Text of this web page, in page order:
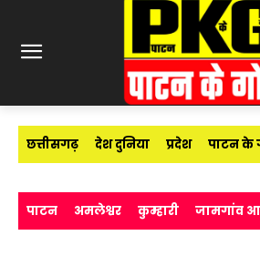
छत्तीसगढ़ देश दुनिया प्रदेश पाटन के
पाटन अमलेश्वर कुम्हारी जामगांव